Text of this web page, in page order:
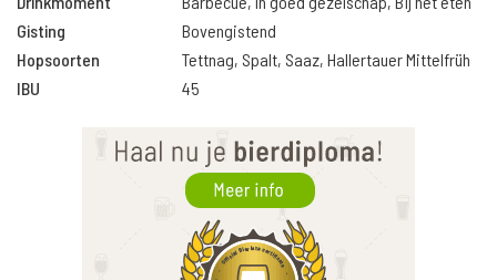
Gisting
Bovengistend
Hopsoorten
Tettnag, Spalt, Saaz, Hallertauer Mittelfrüh
IBU
45